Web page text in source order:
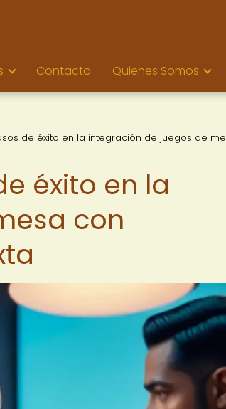
Contacto Quienes Somos
de éxito en la integración de juegos de
éxito en la
con